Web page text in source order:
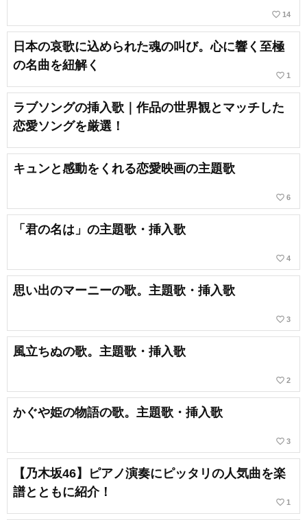
favorite_border 14
日本の哀歌に込められた魂の叫び。心に響く至極
の名曲を紐解く
favorite_border 1
ラブソングの挿入歌｜作品の世界観とマッチした
恋愛ソングを厳選！
キュンと感動をくれる恋愛映画の主題歌
favorite_border 6
「君の名は」の主題歌・挿入歌
favorite_border 4
思い出のマーニーの歌。主題歌・挿入歌
favorite_border 3
風立ちぬの歌。主題歌・挿入歌
favorite_border 2
かぐや姫の物語の歌。主題歌・挿入歌
favorite_border 3
【乃木坂46】ピアノ演奏にピッタリの人気曲を楽
譜とともに紹介！
favorite_border 1